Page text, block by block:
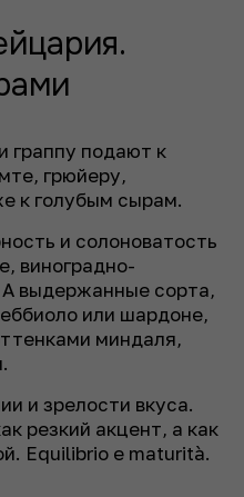
граппу подают к
грюйеру,
к голубым сырам.
и солоноватость
виноградно-
выдержанные сорта,
или шардоне,
миндаля,
и зрелости вкуса.
резкий акцент, а как
Equilibrio e maturità.